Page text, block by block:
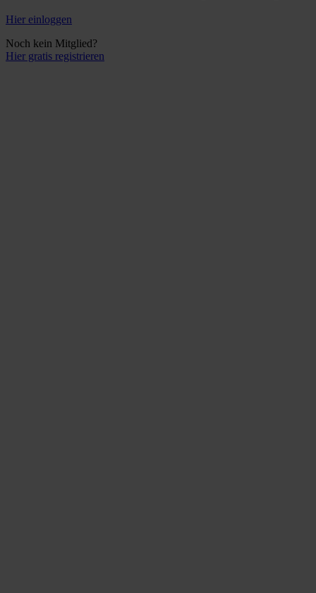
Hier einloggen
Noch kein Mitglied?
Hier gratis registrieren